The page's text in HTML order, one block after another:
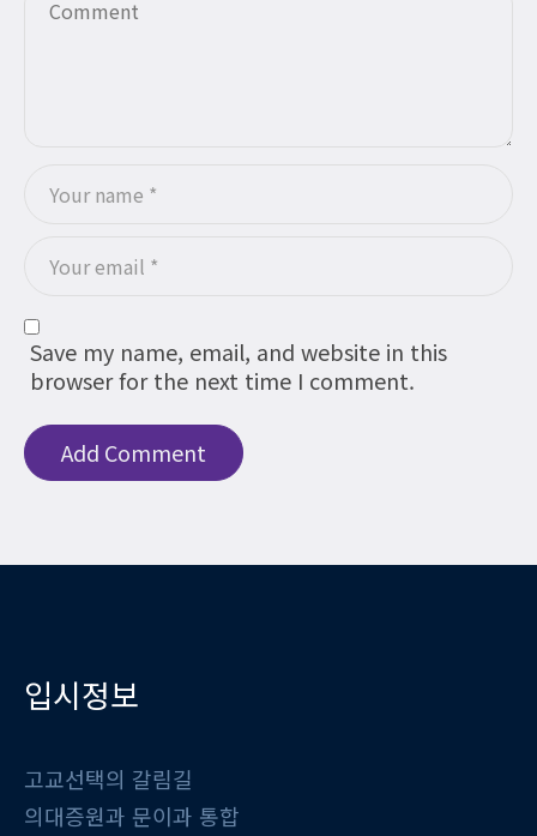
Save my name, email, and website in this
browser for the next time I comment.
입시정보
고교선택의 갈림길
의대증원과 문이과 통합